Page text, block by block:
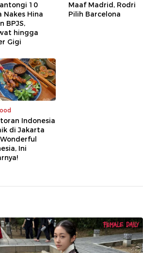
10
Nakes Hina
BPJS,
hingga
Gigi
Maaf Madrid, Rodri
Pilih Barcelona
Indonesia
di Jakarta
Ini